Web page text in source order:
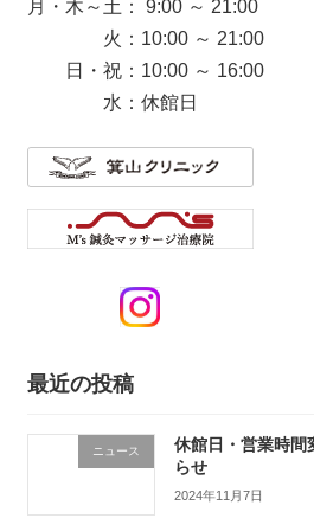
月・木～土： 9:00 ～ 21:00
火：10:00 ～ 21:00
日・祝：10:00 ～ 16:00
水：休館日
最近の投稿
ニュース
休館日・営業時間
らせ
2024年11月7日